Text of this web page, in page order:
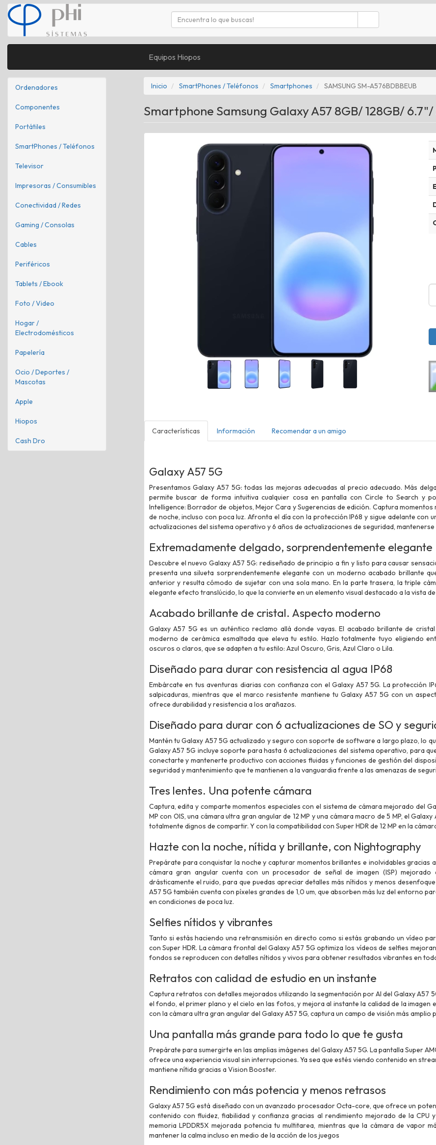
Equipos Hiopos
Ordenadores
Componentes
Portátiles
SmartPhones / Teléfonos
Televisor
Impresoras / Consumibles
Conectividad / Redes
Gaming / Consolas
Cables
Periféricos
Tablets / Ebook
Foto / Video
Hogar /
Electrodomésticos
Papelería
Ocio / Deportes /
Mascotas
Apple
Hiopos
Cash Dro
Inicio SmartPhones / Teléfonos Smartphones SAMSUNG SM-A576BDBBEUB
Smartphone Samsung Galaxy A57 8GB/ 128GB/
Características Información Recomendar a un amigo
Galaxy A57 5G
Presentamos Galaxy A57 5G: todas las mejoras adecuadas al precio adecuado. Más
permite buscar de forma intuitiva cualquier cosa en pantalla con Circle to Search y
Intelligence: Borrador de objetos, Mejor Cara y Sugerencias de edición. Captura
de noche, incluso con poca luz. Afronta el día con la protección IP68 y sigue adelante con
actualizaciones del sistema operativo y 6 años de actualizaciones de seguridad, mantenerse
Extremadamente delgado, sorprendentemente elegante
Descubre el nuevo Galaxy A57 5G: rediseñado de principio a fin y listo para causar
presenta una silueta sorprendentemente elegante con un moderno acabado brillante
anterior y resulta cómodo de sujetar con una sola mano. En la parte trasera, la triple
elegante efecto translúcido, lo que la convierte en un elemento visual destacado a la vista
Acabado brillante de cristal. Aspecto moderno
Galaxy A57 5G es un auténtico reclamo allá donde vayas. El acabado brillante de
moderno de cerámica esmaltada que eleva tu estilo. Hazlo totalmente tuyo eligiendo
oscuros o claros, que se adapten a tu estilo: Azul Oscuro, Gris, Azul Claro o Lila.
Diseñado para durar con resistencia al agua IP68
Embárcate en tus aventuras diarias con confianza con el Galaxy A57 5G. La protección
salpicaduras, mientras que el marco resistente mantiene tu Galaxy A57 5G con un
ofrece durabilidad y resistencia a los arañazos.
Diseñado para durar con 6 actualizaciones de SO y
Mantén tu Galaxy A57 5G actualizado y seguro con soporte de software a largo plazo, lo
Galaxy A57 5G incluye soporte para hasta 6 actualizaciones del sistema operativo, para
conectarte y mantenerte productivo con acciones fluidas y funciones de gestión del
seguridad y mantenimiento que te mantienen a la vanguardia frente a las amenazas de
Tres lentes. Una potente cámara
Captura, edita y comparte momentos especiales con el sistema de cámara mejorado del
MP con OIS, una cámara ultra gran angular de 12 MP y una cámara macro de 5 MP, el
totalmente dignos de compartir. Y con la compatibilidad con Super HDR de 12 MP en la
Hazte con la noche, nítida y brillante, con Nightography
Prepárate para conquistar la noche y capturar momentos brillantes e inolvidables gracias
cámara gran angular cuenta con un procesador de señal de imagen (ISP)
drásticamente el ruido, para que puedas apreciar detalles más nítidos y menos
A57 5G también cuenta con píxeles grandes de 1,0 um, que absorben más luz del entorno
en condiciones de poca luz.
Selfies nítidos y vibrantes
Tanto si estás haciendo una retransmisión en directo como si estás grabando un vídeo
con Super HDR. La cámara frontal del Galaxy A57 5G optimiza los vídeos de selfies
fondos se reproducen con detalles nítidos y vivos para obtener resultados vibrantes en
Retratos con calidad de estudio en un instante
Captura retratos con detalles mejorados utilizando la segmentación por AI del Galaxy A57
el fondo, el primer plano y el cielo en las fotos, y mejora al instante la calidad de la imagen
con la cámara ultra gran angular del Galaxy A57 5G, captura un campo de visión más amplio
Una pantalla más grande para todo lo que te gusta
Prepárate para sumergirte en las amplias imágenes del Galaxy A57 5G. La pantalla Super
ofrece una experiencia visual sin interrupciones. Ya sea que estés viendo contenido en
mantiene nítida gracias a Vision Booster.
Rendimiento con más potencia y menos retrasos
Galaxy A57 5G está diseñado con un avanzado procesador Octa-core, que ofrece un
contenido con fluidez, fiabilidad y confianza gracias al rendimiento mejorado de la CPU
memoria LPDDR5X mejorada potencia tu multitarea, mientras que la cámara de vapor
mantener la calma incluso en medio de la acción de los juegos